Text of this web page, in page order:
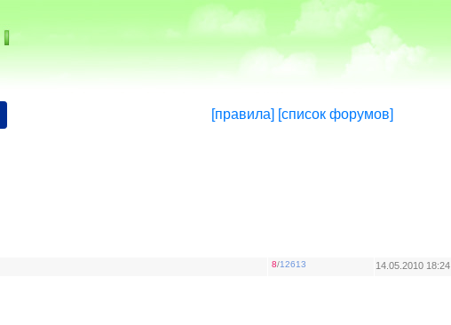
[правила] [список форумов]
8/12613 14.05.2010 18:24